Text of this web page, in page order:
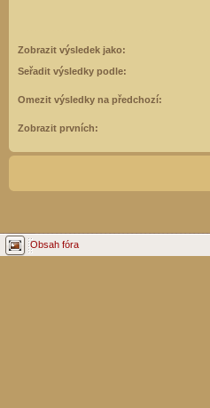
Zobrazit výsledek jako:
Seřadit výsledky podle:
Omezit výsledky na předchozí:
Zobrazit prvních:
Obsah fóra